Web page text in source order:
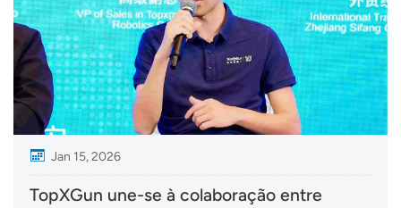
Türkçe
Tiếng Việt
Jan 15, 2026
TopXGun une-se à colaboração entre